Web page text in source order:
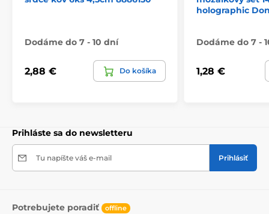
Dodáme do 7 - 10 dní
2,88 € Do košíka
holographic
Dodáme do 7 -
1,28 €
Prihláste sa do newsletteru
Tu napíšte váš e-mail Prihlásiť
Potrebujete poradiť offline